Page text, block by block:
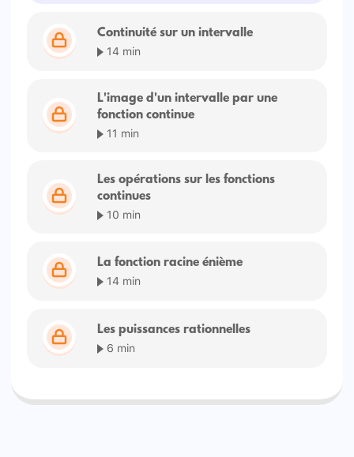
Continuité sur un intervalle
14 min
L'image d'un intervalle par une
fonction continue
11 min
Les opérations sur les fonctions
continues
10 min
La fonction racine énième
14 min
Les puissances rationnelles
6 min